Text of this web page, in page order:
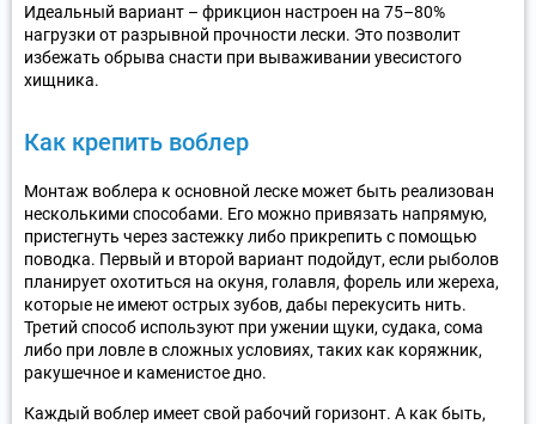
Идеальный вариант – фрикцион настроен на 75–80%
нагрузки от разрывной прочности лески. Это позволит
избежать обрыва снасти при вываживании увесистого
хищника.
Как крепить воблер
Монтаж воблера к основной леске может быть реализован
несколькими способами. Его можно привязать напрямую,
пристегнуть через застежку либо прикрепить с помощью
поводка. Первый и второй вариант подойдут, если рыболов
планирует охотиться на окуня, голавля, форель или жереха,
которые не имеют острых зубов, дабы перекусить нить.
Третий способ используют при ужении щуки, судака, сома
либо при ловле в сложных условиях, таких как коряжник,
ракушечное и каменистое дно.
Каждый воблер имеет свой рабочий горизонт. А как быть,